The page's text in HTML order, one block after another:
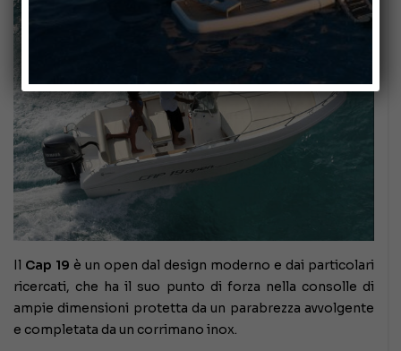
Il Cap 19 è un open dal design moderno e dai particolari
ricercati, che ha il suo punto di forza nella consolle di
ampie dimensioni protetta da un parabrezza avvolgente
e completata da un corrimano inox.